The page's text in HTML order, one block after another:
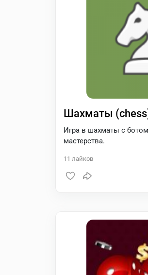
Шахматы
Игра в шахматы с
мастерства.
11 лайков